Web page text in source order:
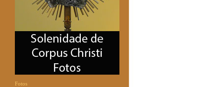
Fotos